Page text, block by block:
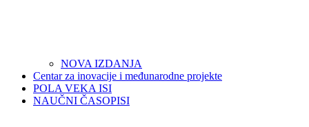
NOVA IZDANJA
Centar za inovacije i međunarodne projekte
POLA VEKA ISI
NAUČNI ČASOPISI